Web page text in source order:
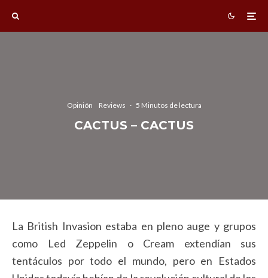
Opinión Reviews · 5 Minutos de lectura
CACTUS – CACTUS
La British Invasion estaba en pleno auge y grupos
como Led Zeppelin o Cream extendían sus
tentáculos por todo el mundo, pero en Estados